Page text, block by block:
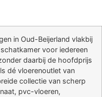
in Oud-Beijerland vlakbij
voor iedereen
daarbij de hoofdprijs
dé vloerenoutlet van
collectie van scherp
pvc-vloeren,